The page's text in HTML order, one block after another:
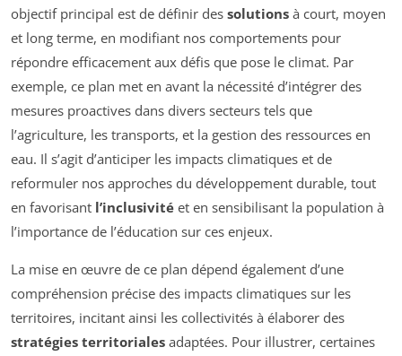
objectif principal est de définir des solutions à court, moyen
et long terme, en modifiant nos comportements pour
répondre efficacement aux défis que pose le climat. Par
exemple, ce plan met en avant la nécessité d’intégrer des
mesures proactives dans divers secteurs tels que
l’agriculture, les transports, et la gestion des ressources en
eau. Il s’agit d’anticiper les impacts climatiques et de
reformuler nos approches du développement durable, tout
en favorisant l’inclusivité et en sensibilisant la population à
l’importance de l’éducation sur ces enjeux.
La mise en œuvre de ce plan dépend également d’une
compréhension précise des impacts climatiques sur les
territoires, incitant ainsi les collectivités à élaborer des
stratégies territoriales adaptées. Pour illustrer, certaines